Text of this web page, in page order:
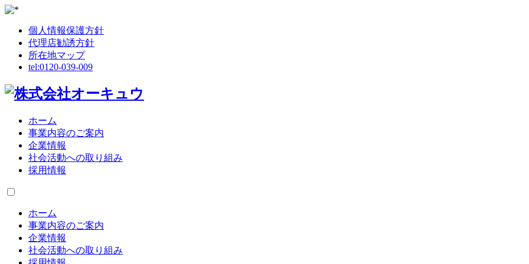
個人情報保護方針
代理店勧誘方針
所在地マップ
tel:0120-039-009
ホーム
事業内容のご案内
企業情報
社会活動への取り組み
採用情報
ホーム
事業内容のご案内
企業情報
社会活動への取り組み